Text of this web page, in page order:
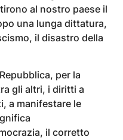
al nostro paese il
una lunga dittatura,
il disastro della
per la
gli altri, i diritti a
a manifestare le
il corretto